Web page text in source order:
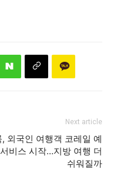
Next article
, 외국인 여행객 코레일 예
비스 시작…지방 여행 더
쉬워질까